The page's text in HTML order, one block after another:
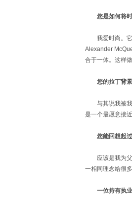
您是如何将时
我爱时尚。它
Alexander
合于一体。这样
您的拉丁背景
与其说我被我
是一个最愿意接
您能回想起过
应该是我为父
一相同理念给很
一位持有执业